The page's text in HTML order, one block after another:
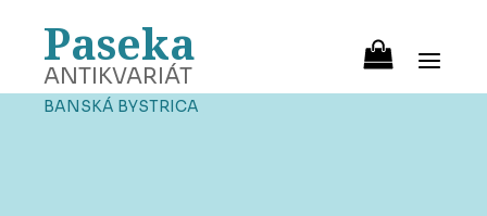
Paseka
ANTIKVARIÁT
BANSKÁ BYSTRICA